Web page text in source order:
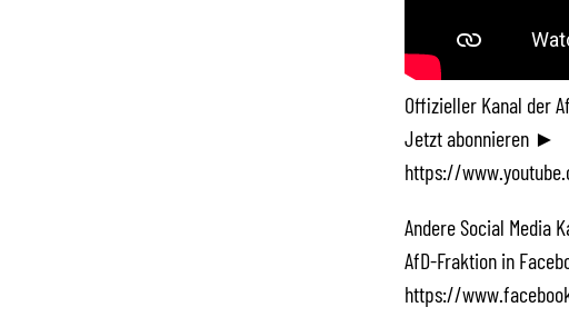
Offizieller Kanal der
Jetzt abonnieren ►
https://
Andere Social Media
AfD-Fraktion in
https://